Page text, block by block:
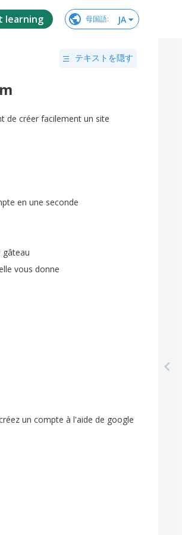
learning 母国語: JA
テキストを隠す
de créer facilement un site
en une seconde
gâteau
vous donne
un compte à l'aide de google